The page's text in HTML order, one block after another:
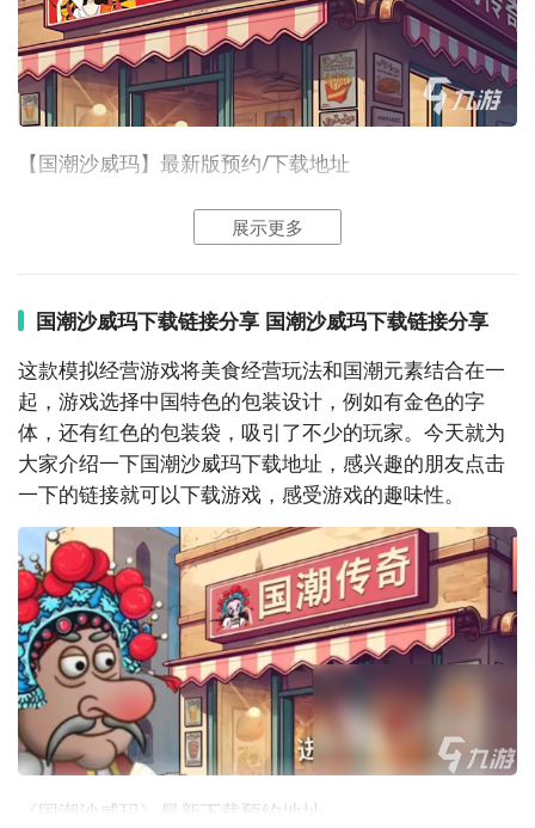
【国潮沙威玛】最新版预约/下载地址
》》》》》#国潮沙威玛#《《《《《
预约下载游戏不用看广告以及携带病毒，同时官网中还
有非常多的相关资讯以及 游戏攻略 可以查看。
在这款游戏中玩家将要扮演一名食品店店主，玩家通过
售卖自己店内的食物来获得金币，这个版本的游戏相较
于原版的沙威玛
传奇多了更多玩家耳熟能详的食物。
展示更多
国潮沙威玛下载链接分享 国潮沙威玛下载链接分享
这款模拟经营游戏将美食经营玩法和国潮元素结合在一
起，游戏选择中国特色的包装设计，例如有金色的字
体，还有红色的包装袋，吸引了不少的玩家。今天就为
大家介绍一下国潮沙威玛下载地址，感兴趣的朋友点击
一下的链接就可以下载游戏，感受游戏的趣味性。
《国潮沙威玛》最新下载预约地址